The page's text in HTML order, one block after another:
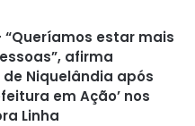
“Queríamos estar mais
afirma
Niquelândia após
em Ação’ nos
Linha